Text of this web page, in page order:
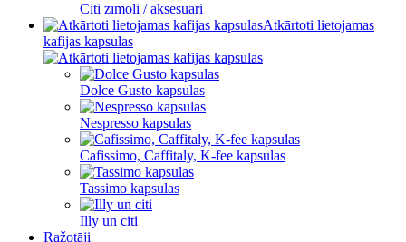
Citi zīmoli / aksesuāri
Atkārtoti lietojamas
kafijas kapsulas
Dolce Gusto kapsulas
Nespresso kapsulas
Cafissimo, Caffitaly, K-fee kapsulas
Tassimo kapsulas
Illy un citi
Ražotāji